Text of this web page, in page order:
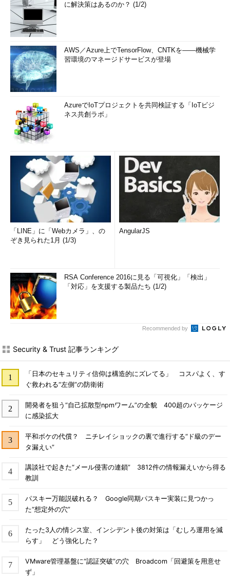
に解決策はあるのか？ (1/2)
AWS／Azure上でTensorFlow、CNTKを――機械学
習環境のマネージドサービスが登場
AzureでIoTプロジェクトを共同検証する「IoTビジ
ネス共創ラボ」
「LINE」に「Webカメラ」、の
ぞき見られた1月 (1/3)
AngularJS
RSA Conference 2016に見る「可視化」「検出」
「対応」を支援する製品たち (1/2)
Recommended by
Security & Trust 記事ランキング
「日本のセキュリティ信仰は構造的にズレてる」 コスパよく、す
ぐ救われる“左側”の防衛術
開発者を狙う“自己拡散型npmワーム”の全貌 400超のパッケージ
に感染拡大
平和ボケの代償？ ニチレイショックの裏で進行する“ド級のデー
タ漏えい”
講談社で起きた“メール侵害の連鎖” 3812件の情報漏えいから得る
教訓
パスキー万能説破れる？ Google同期パスキー実装に見つかっ
た“想定外の穴”
たった3人の情シス室、インシデント後の対策は「むしろ運用を減
らす」 どう強化した？
VMware管理基盤に“認証突破”の穴 Broadcom「回避策を用意せ
ず」